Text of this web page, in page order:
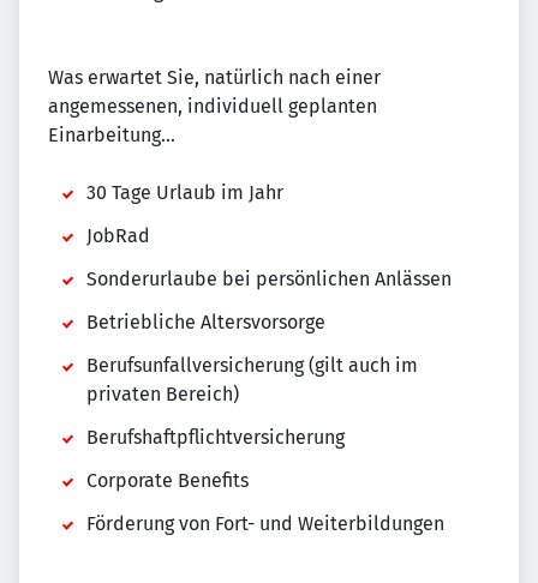
Was erwartet Sie, natürlich nach einer
angemessenen, individuell geplanten
Einarbeitung...
30 Tage Urlaub im Jahr
JobRad
Sonderurlaube bei persönlichen Anlässen
Betriebliche Altersvorsorge
Berufsunfallversicherung (gilt auch im
privaten Bereich)
Berufshaftpflichtversicherung
Corporate Benefits
Förderung von Fort- und Weiterbildungen